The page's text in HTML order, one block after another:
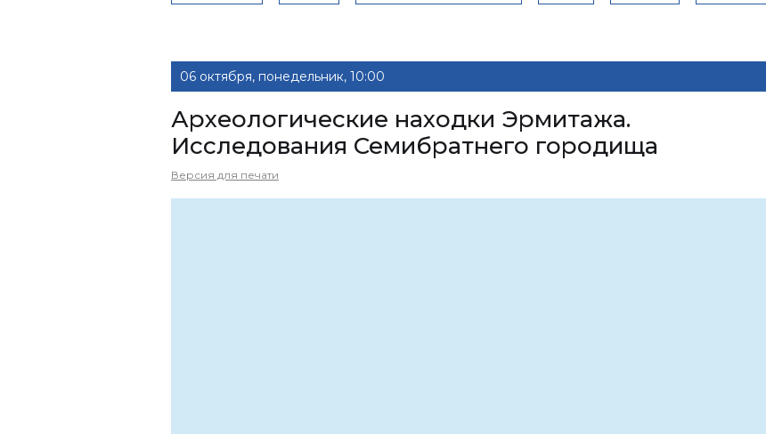
06 октября, понедельник, 10:00
Археологические находки Эрмитажа.
Исследования Семибратнего городища
Версия для печати